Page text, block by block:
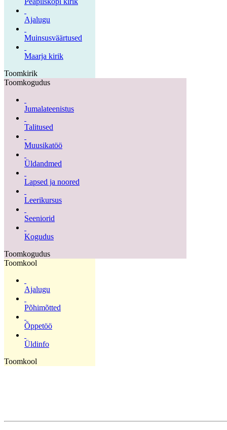
Ajalugu
Muinsusväärtused
Maarja kirik
Toomkirik
Toomkogudus
Jumalateenistus
Talitused
Muusikatöö
Üldandmed
Lapsed ja noored
Leerikursus
Seeniorid
Kogudus
Toomkogudus
Toomkool
Ajalugu
Põhimõtted
Õppetöö
Üldinfo
Toomkool